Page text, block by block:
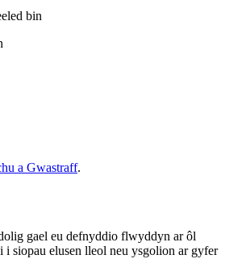
a Gwastraff.
gael eu defnyddio flwyddyn ar ôl
siopau elusen lleol neu ysgolion ar gyfer